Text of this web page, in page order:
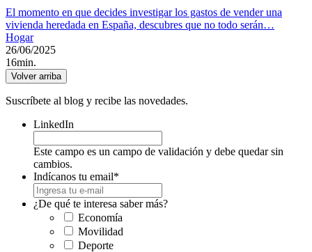
El momento en que decides investigar los gastos de vender una
vivienda heredada en España, descubres que no todo serán…
Hogar
26/06/2025
16min.
Volver arriba
Suscríbete al blog y recibe las novedades.
LinkedIn
Este campo es un campo de validación y debe quedar sin
cambios.
Indícanos tu email*
¿De qué te interesa saber más?
Economía
Movilidad
Deporte